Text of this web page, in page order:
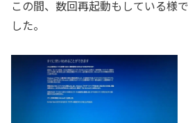
この間、数回再起動もしている様
した。